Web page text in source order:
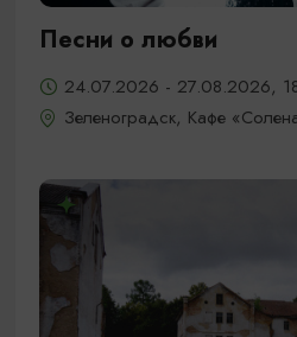
Песни о любви
24.07.2026 - 27.08.2026,
Зеленоградск, Кафе